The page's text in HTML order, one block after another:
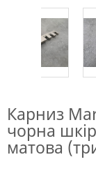
Карниз
чорна
матова